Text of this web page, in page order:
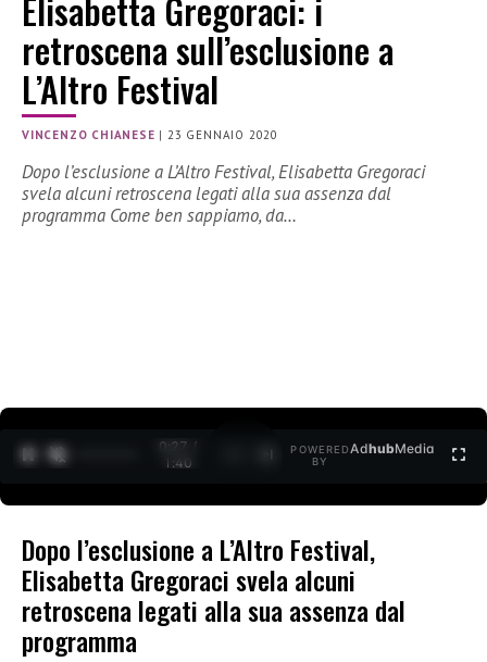
Elisabetta Gregoraci: i
retroscena sull’esclusione a
L’Altro Festival
VINCENZO CHIANESE |23 GENNAIO 2020
Dopo l’esclusione a L’Altro Festival, Elisabetta Gregoraci
svela alcuni retroscena legati alla sua assenza dal
programma Come ben sappiamo, da…
0:27 /
1:40
POWERED
BY
AdhubMedia
Dopo l’esclusione a L’Altro Festival,
Elisabetta Gregoraci svela alcuni
retroscena legati alla sua assenza dal
programma